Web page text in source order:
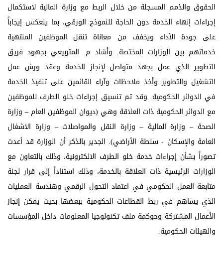
الحقوق والذمم المسجلة من خلال الربط مع وزارة المالية لاستكمال
إجراءات إنهاء الخدمة دون الحاجة للنموذج الورقي، بما ينعكس إيجاباً
على جودة الأداء ويخفف من معاناة تنقل الموظفين المنتهية
خدماتهم بين الوزارات المختصة. وأشاد م. المتربيعي بجهود فريق
التطوير الذي عمل بجهد متواصل لإنجاز الخدمة وعقد ورش عمل
التشغيل والتطوير وأخذ ملاحظات وآراء القائمين على تنفيذ الخدمة
في الدوائر الحكومية. وقد تم تنسيق إجراءات خلو الطرف للموظفين
مع الدوائر الحكومية ذات العلاقة وهي (ديوان الموظفين العام – وزارة
الصحة – وزارة المالية – وزارة النقل والمواصلات – وزارة الاشغال
العامة والإسكان - سلطة الأراضي). الجدير بالذكر أن الوزارة قد أعدت
تصوراً بشأن إجراءات خدمة خلو الطرف الالكترونية، وذلك بالتعاون مع
الوزارات الرئيسية ذات العلاقة بالخدمة، وذلك استناداً إلى قرار لجنة
متابعة العمل الحكومي في اعتماد التحول الرقمي وهندسة العمليات
الذي يساهم في ربط القطاعات الحكومية ببعضها بحيث يمكن إنجاز
الأعمال المشتركة وحوكمة ملف تكنولوجيا المعلومات داخل المؤسسات
والهيئات الحكومية.